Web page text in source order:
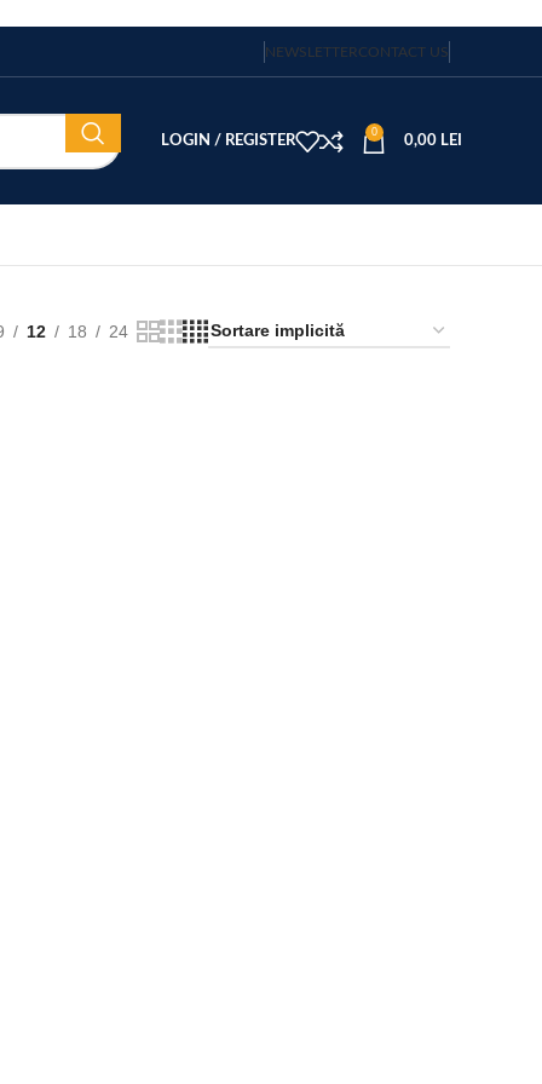
NEWSLETTERCONTACT US
LOGIN / REGISTER
0
0,00 LEI
12 18 24